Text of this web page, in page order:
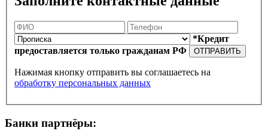
*Кредит
предоставляется только гражданам РФ
ОТПРАВИТЬ
Нажимая кнопку отправить вы соглашаетесь на
обработку персональных данных
Банки партнёры: